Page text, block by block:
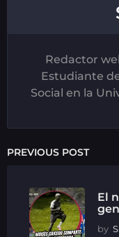
Redactor
Estudiante
Social en la
PREVIOUS POST
El
by